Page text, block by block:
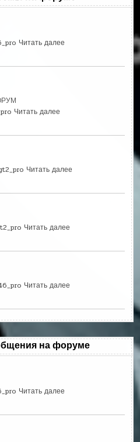
Читать далее
Читать далее
Читать далее
Читать далее
Читать далее
на форуме
Читать далее